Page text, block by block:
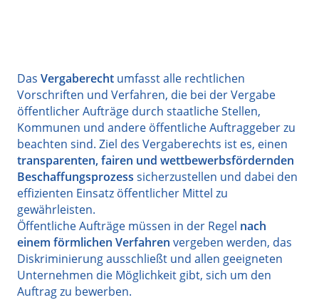
Das Vergaberecht umfasst alle rechtlichen
Vorschriften und Verfahren, die bei der Vergabe
öffentlicher Aufträge durch staatliche Stellen,
Kommunen und andere öffentliche Auftraggeber zu
beachten sind. Ziel des Vergaberechts ist es, einen
transparenten, fairen und wettbewerbsfördernden
Beschaffungsprozess sicherzustellen und dabei den
effizienten Einsatz öffentlicher Mittel zu
gewährleisten.
Öffentliche Aufträge müssen in der Regel nach
einem förmlichen Verfahren vergeben werden, das
Diskriminierung ausschließt und allen geeigneten
Unternehmen die Möglichkeit gibt, sich um den
Auftrag zu bewerben.